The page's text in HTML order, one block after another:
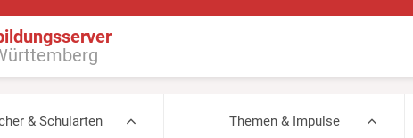
& Schularten Themen & Impulse